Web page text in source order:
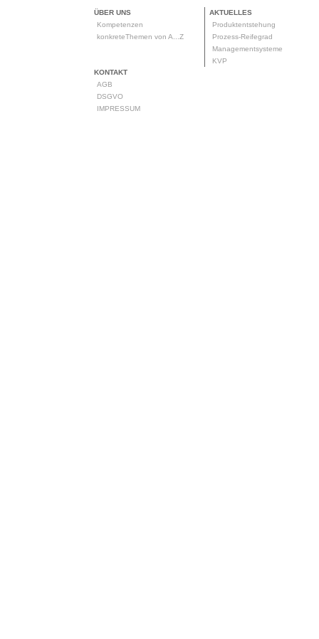
ÜBER UNS
Kompetenzen
konkreteThemen von A...Z
AKTUELLES
Produktentstehung
Prozess-Reifegrad
Managementsysteme
KVP
KONTAKT
AGB
DSGVO
IMPRESSUM